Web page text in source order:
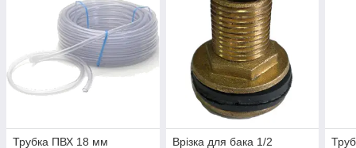
Трубка ПВХ 18 мм
Врізка для бака 1/2